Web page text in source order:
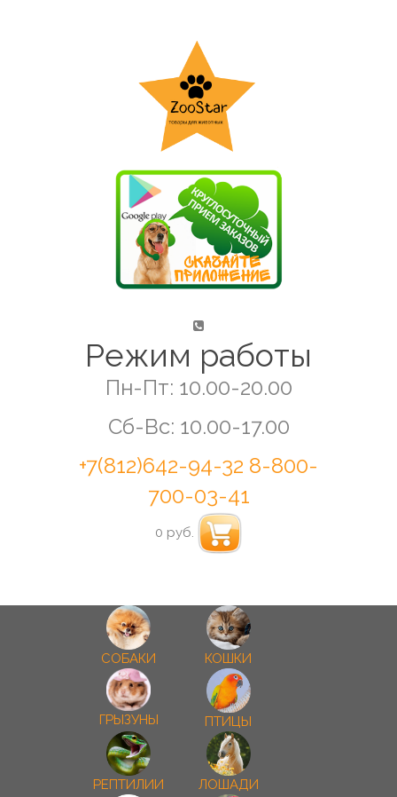
Режим работы
Пн-Пт: 10.00-20.00
Сб-Вс: 10.00-17.00
+7(812)642-94-32 8-800-
700-03-41
0 руб.
СОБАКИ КОШКИ
ГРЫЗУНЫ ПТИЦЫ
РЕПТИЛИИ ЛОШАДИ